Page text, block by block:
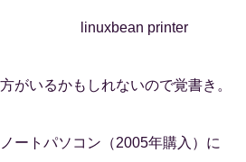
がいるかもしれないので覚書き。
ートパソコン（2005年購入）に